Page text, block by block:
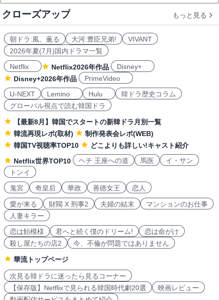
クローズアップ もっと見る
朝ドラ:風、薫る 大河:豊臣兄弟!
VIVANT
2026年夏(7月)国内ドラマ一覧
Netflix
Netflix2026年作品
Disney+
Disney+2026年作品
PrimeVideo
U-NEXT
Lemino Hulu
韓ドラ歴史コラム
グローバル視点で読む韓国ドラ
【最新8月】韓国でスタートの新韓ドラ月別一覧
韓流再現レポ(取材)
制作発表会レポ(WEB)
韓国TV視聴率TOP10
どこよりも詳しい!キャスト紹介
Netflix世界TOP10
ヘチ 王座への道 馬医
イ・サン
トンイ
鬼宮
奇皇后 華政 善徳女王 恋人
愛が来る 財閥 X 刑事2 夫婦の結末
マンションのお仕事
人妻キラー
恋は飴模様
君へと続く僕のドリーム!
恋は命がけ
殺し屋たちの店2
今、不倫が問題ではありません
華流トップページ
次見る韓ドラに迷ったら見るコーナー
【保存版】Netflixで見られる韓国時代劇20選
映画レビュー